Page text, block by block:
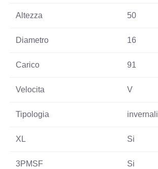
Altezza 50
Diametro 16
Carico 91
Velocita V
Tipologia invernali
XL Si
3PMSF Si